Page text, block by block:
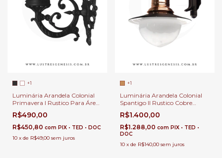
+1
Luminária Arandela Colonial
Primavera I Rustico Para Áreas
Externas de Casas, Sítios e
Fazendas
R$490,00
R$450,80 com PIX • TED • DOC
10 x de R$49,00 sem juros
+1
Luminária Arandela Colonial
Spantigo II Rustico Cobre
Polido Para Áreas Externas de
Casas, Sítios e Fazendas
R$1.400,00
R$1.288,00 com PIX • TED •
DOC
10 x de R$140,00 sem juros